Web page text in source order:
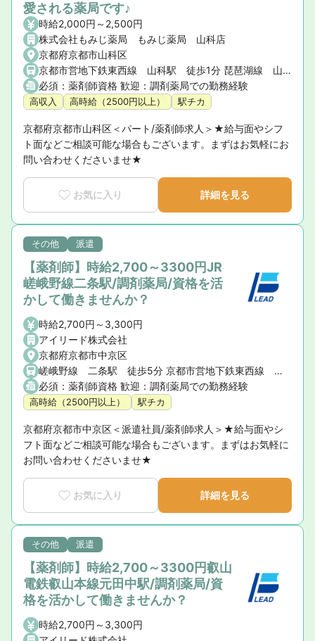
愛される薬局です♪
時給2,000円～2,500円
株式会社もみじ薬局 もみじ薬局 山科店
京都府京都市山科区
京都市営地下鉄東西線 山科駅 徒歩1分 琵琶湖線 山科駅 徒歩1分 JR湖西線 山科駅 徒歩1分
必須：薬剤師資格 歓迎：調剤薬局での勤務経験
高収入 高時給（2500円以上） 駅チカ
京都府京都市山科区＜パート/薬剤師求人＞★給与面やシフ
ト面などご相談可能な場合もございます。まずはお気軽にお
問い合わせくださいませ★
お気に入り 詳細を見る
その他 派遣
【薬剤師】時給2,700～3300円JR
嵯峨野線二条駅/調剤薬局/資格を活
かして働きませんか？
時給2,700円～3,300円
アイリード株式会社
京都府京都市中京区
嵯峨野線 二条駅 徒歩5分 京都市営地下鉄東西線 二条駅 徒歩5分
必須：薬剤師資格 歓迎：調剤薬局での勤務経験
高時給（2500円以上） 駅チカ
京都府京都市中京区＜派遣社員/薬剤師求人＞★給与面やシ
フト面などご相談可能な場合もございます。まずはお気軽に
お問い合わせくださいませ★
お気に入り 詳細を見る
その他 派遣
【薬剤師】時給2,700～3300円叡山
電鉄叡山本線元田中駅/調剤薬局/資
格を活かして働きませんか？
時給2,700円～3,300円